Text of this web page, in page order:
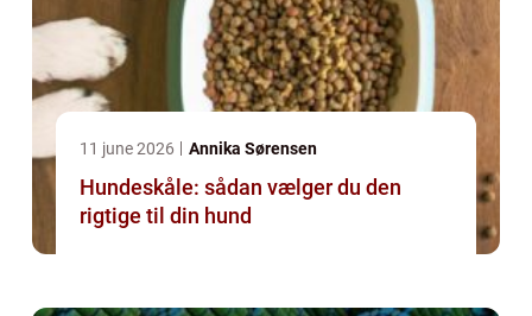
11 june 2026 Annika Sørensen
Hundeskåle: sådan vælger du den
rigtige til din hund